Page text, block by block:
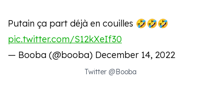
Putain ça part déjà en couilles 🤣🤣🤣
pic.twitter.com/S12kXeIf30
— Booba (@booba) December 14, 2022
Twitter @Booba